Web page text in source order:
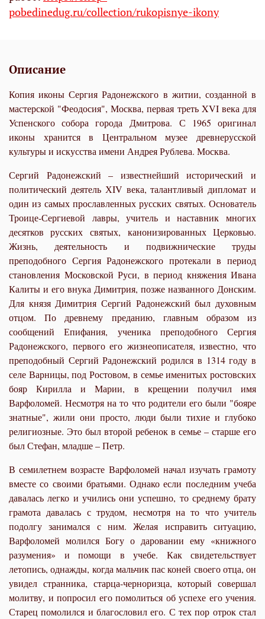
pobedinedug.ru/collection/rukopisnye-ikony
Описание
Копия иконы Сергия Радонежского в житии, созданной в
мастерской "Феодосия", Москва, первая треть XVI века для
Успенского собора города Дмитрова. С 1965 оригинал
иконы хранится в Центральном музее древнерусской
культуры и искусства имени Андрея Рублева. Москва.
Сергий Радонежский – известнейший исторический и
политический деятель ХIV века, талантливый дипломат и
один из самых прославленных русских святых. Основатель
Троице-Сергиевой лавры, учитель и наставник многих
десятков русских святых, канонизированных Церковью.
Жизнь, деятельность и подвижнические труды
преподобного Сергия Радонежского протекали в период
становления Московской Руси, в период княжения Ивана
Калиты и его внука Димитрия, позже названного Донским.
Для князя Димитрия Сергий Радонежский был духовным
отцом. По древнему преданию, главным образом из
сообщений Епифания, ученика преподобного Сергия
Радонежского, первого его жизнеописателя, известно, что
преподобный Сергий Радонежский родился в 1314 году в
селе Варницы, под Ростовом, в семье именитых ростовских
бояр Кирилла и Марии, в крещении получил имя
Варфоломей. Несмотря на то что родители его были "бояре
знатные", жили они просто, люди были тихие и глубоко
религиозные. Это был второй ребенок в семье – старше его
был Стефан, младше – Петр.
В семилетнем возрасте Варфоломей начал изучать грамоту
вместе со своими братьями. Однако если последним учеба
давалась легко и учились они успешно, то среднему брату
грамота давалась с трудом, несмотря на то что учитель
подолгу занимался с ним. Желая исправить ситуацию,
Варфоломей молился Богу о даровании ему «книжного
разумения» и помощи в учебе. Как свидетельствует
летопись, однажды, когда мальчик пас коней своего отца, он
увидел странника, старца-черноризца, который совершал
молитву, и попросил его помолиться об успехе его учения.
Старец помолился и благословил его. С тех пор отрок стал